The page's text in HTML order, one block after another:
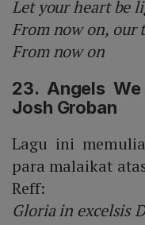
Let your heart be
From now on, our
From now on
23. Angels
Josh Groban
Lagu ini
para malaikat
Reff:
Gloria in excelsis